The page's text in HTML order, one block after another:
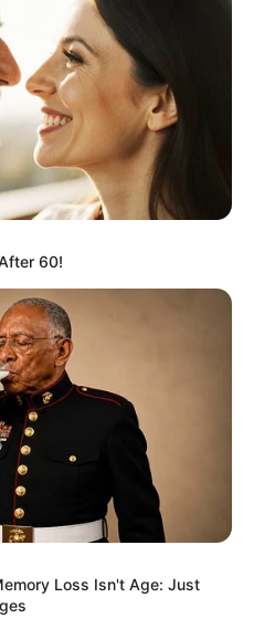
But Happy Lifestyles
For Fans Of Action
60!
Loss Isn't Age: Just